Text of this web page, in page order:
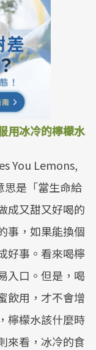
用冰冷的檸檬水
You Lemons,
是「當生命給
成又甜又好喝的
事，如果能換個
好事。看來喝檸
入口。但是，喝
飲用，才不會增
檸檬水該什麼時
來看，冰冷的食